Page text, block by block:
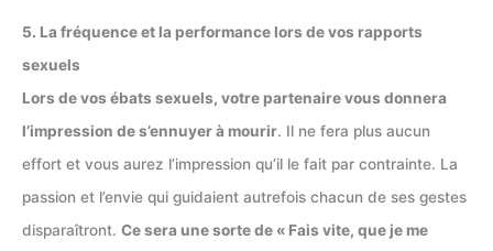
5. La fréquence et la performance lors de vos rapports
sexuels
Lors de vos ébats sexuels, votre partenaire vous donnera
l’impression de s’ennuyer à mourir. Il ne fera plus aucun
effort et vous aurez l’impression qu’il le fait par contrainte. La
passion et l’envie qui guidaient autrefois chacun de ses gestes
disparaîtront. Ce sera une sorte de « Fais vite, que je me